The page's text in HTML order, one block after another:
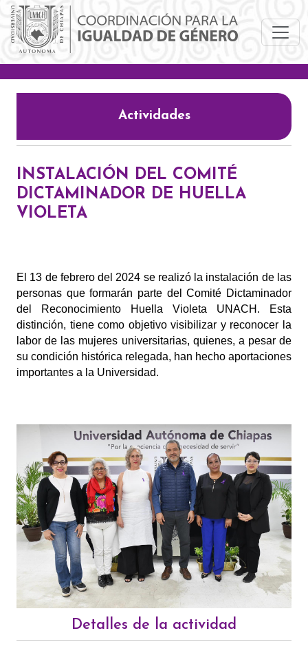
Pasar al contenido principal
Actividades
INSTALACIÓN DEL COMITÉ
DICTAMINADOR DE HUELLA
VIOLETA
El 13 de febrero del 2024 se realizó la instalación de las
personas que formarán parte del Comité Dictaminador
del Reconocimiento Huella Violeta UNACH. Esta
distinción, tiene como objetivo visibilizar y reconocer la
labor de las mujeres universitarias, quienes, a pesar de
su condición histórica relegada, han hecho aportaciones
importantes a la Universidad.
Detalles de la actividad